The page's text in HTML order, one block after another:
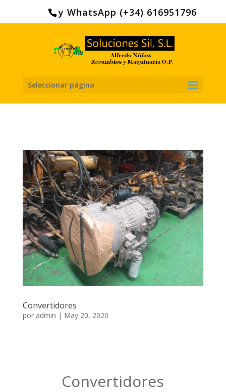
y WhatsApp (+34) 616951796
Seleccionar página
Convertidores
por admin | May 20, 2020
Convertidores